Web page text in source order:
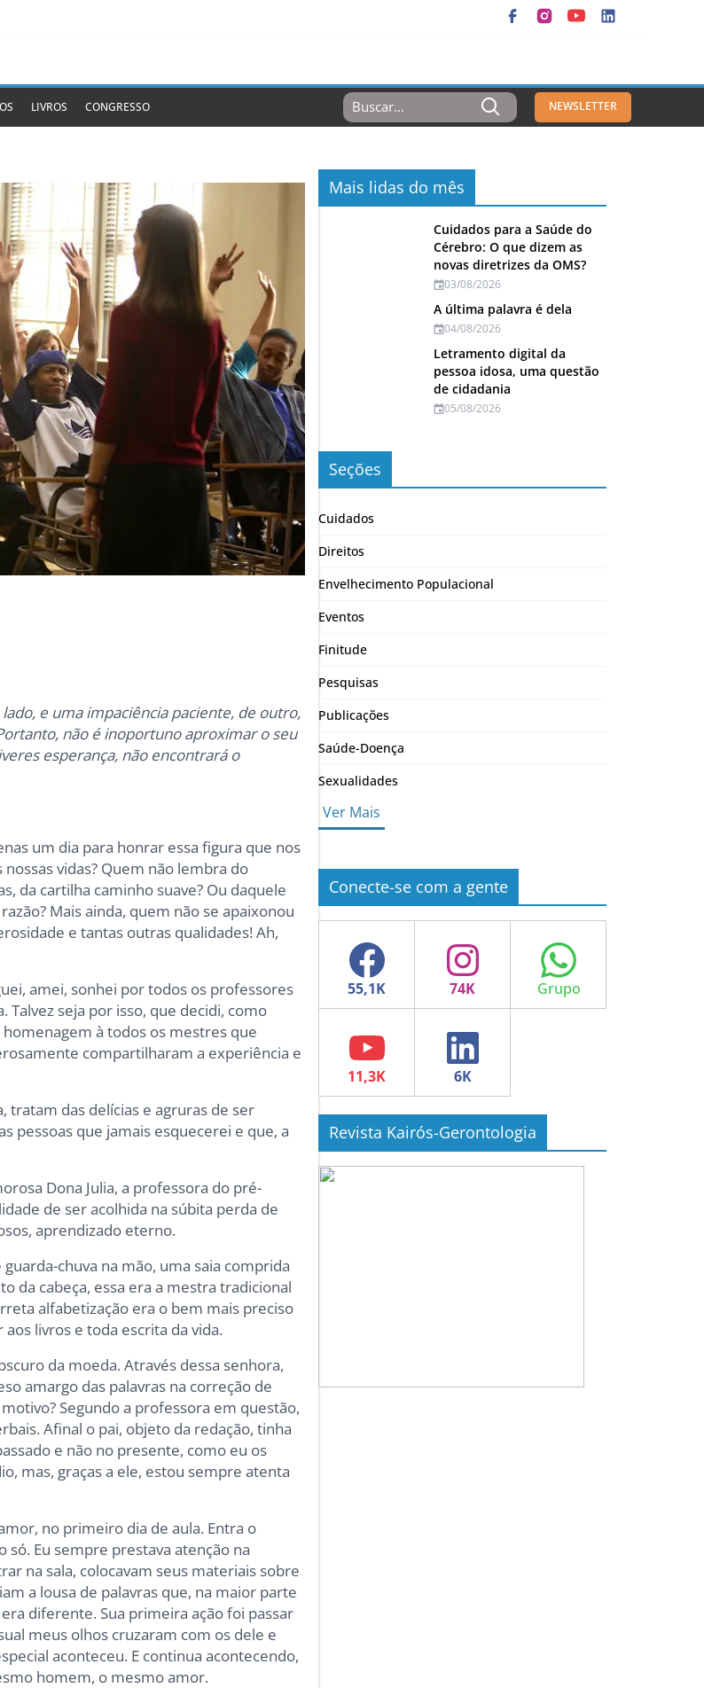
LIVROS CONGRESSO
Resultados
Para:
NEWSLETTER
e uma impaciência paciente, de outro,
não é inoportuno aproximar o seu
esperança, não encontrará o
um dia para honrar essa figura que nos
vidas? Quem não lembra do
da cartilha caminho suave? Ou daquele
Mais ainda, quem não se apaixonou
e tantas outras qualidades! Ah,
amei, sonhei por todos os professores
seja por isso, que decidi, como
à todos os mestres que
compartilharam a experiência e
tratam das delícias e agruras de ser
pessoas que jamais esquecerei e que, a
Dona Julia, a professora do pré-
de ser acolhida na súbita perda de
aprendizado eterno.
chuva na mão, uma saia comprida
da cabeça, essa era a mestra tradicional
alfabetização era o bem mais preciso
livros e toda escrita da vida.
da moeda. Através dessa senhora,
amargo das palavras na correção de
Segundo a professora em questão,
Afinal o pai, objeto da redação, tinha
e não no presente, como eu os
mas, graças a ele, estou sempre atenta
no primeiro dia de aula. Entra o
Eu sempre prestava atenção na
na sala, colocavam seus materiais sobre
a lousa de palavras que, na maior parte
diferente. Sua primeira ação foi passar
meus olhos cruzaram com os dele e
aconteceu. E continua acontecendo,
homem, o mesmo amor.
Mais lidas do mês
Cuidados para a Saúde do
Cérebro: O que dizem as
novas diretrizes da OMS?
03/08/2026
A última palavra é dela
04/08/2026
Letramento digital da
pessoa idosa, uma questão
de cidadania
05/08/2026
Seções
Cuidados
Direitos
Envelhecimento Populacional
Eventos
Finitude
Pesquisas
Publicações
Saúde-Doença
Sexualidades
Ver Mais
Conecte-se com a gente
Facebook Instagram WhatsApp
YouTube LinkedIn
Revista Kairós-Gerontologia